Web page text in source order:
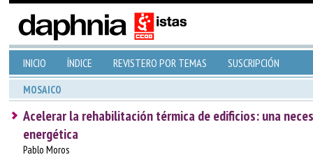
INICIO ÍNDICE REVISTERO POR TEMAS SUSCRIPCIÓN
MOSAICO
Acelerar la rehabilitación térmica de edificios: una
energética
Pablo Moros